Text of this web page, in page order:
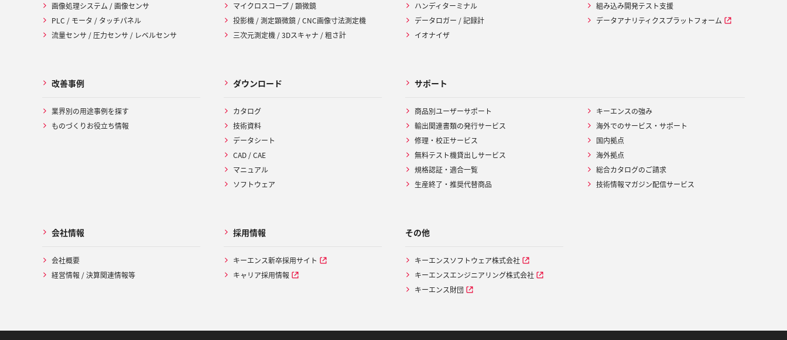
画像処理システム / 画像センサ
PLC / モータ / タッチパネル
流量センサ / 圧力センサ / レベルセンサ
マイクロスコープ / 顕微鏡
投影機 / 測定顕微鏡 / CNC画像寸法測定機
三次元測定機 / 3Dスキャナ / 粗さ計
ハンディターミナル
データロガー / 記録計
イオナイザ
組み込み開発テスト支援
データアナリティクスプラットフォーム
改善事例
業界別の用途事例を探す
ものづくりお役立ち情報
ダウンロード
カタログ
技術資料
データシート
CAD / CAE
マニュアル
ソフトウェア
サポート
商品別ユーザーサポート
輸出関連書類の発行サービス
修理・校正サービス
無料テスト機貸出しサービス
規格認証・適合一覧
生産終了・推奨代替商品
キーエンスの強み
海外でのサービス・サポート
国内拠点
海外拠点
総合カタログのご請求
技術情報マガジン配信サービス
会社情報
会社概要
経営情報 / 決算関連情報等
採用情報
キーエンス新卒採用サイト
キャリア採用情報
その他
キーエンスソフトウェア株式会社
キーエンスエンジニアリング株式会社
キーエンス財団